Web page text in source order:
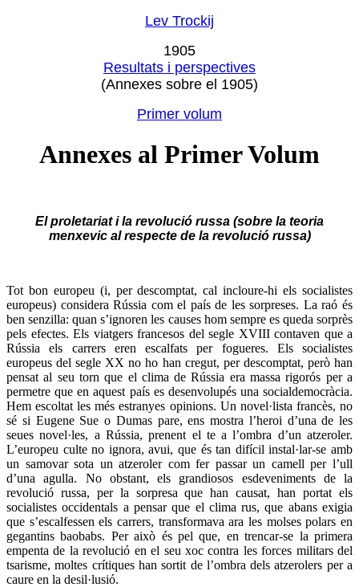
Lev Trockij
1905
Resultats i perspectives
(Annexes sobre el 1905)
Primer volum
Annexes al Primer Volum
El proletariat i la revolució russa (sobre la teoria
menxevic al respecte de la revolució russa)
Tot bon europeu (i, per descomptat, cal incloure-hi els socialistes
europeus) considera Rússia com el país de les sorpreses. La raó és
ben senzilla: quan s’ignoren les causes hom sempre es queda sorprès
pels efectes. Els viatgers francesos del segle XVIII contaven que a
Rússia els carrers eren escalfats per fogueres. Els socialistes
europeus del segle XX no ho han cregut, per descomptat, però han
pensat al seu torn que el clima de Rússia era massa rigorós per a
permetre que en aquest país es desenvolupés una socialdemocràcia.
Hem escoltat les més estranyes opinions. Un novel·lista francès, no
sé si Eugene Sue o Dumas pare, ens mostra l’heroi d’una de les
seues novel·les, a Rússia, prenent el te a l’ombra d’un atzeroler.
L’europeu culte no ignora, avui, que és tan difícil instal·lar-se amb
un samovar sota un atzeroler com fer passar un camell per l’ull
d’una agulla. No obstant, els grandiosos esdeveniments de la
revolució russa, per la sorpresa que han causat, han portat els
socialistes occidentals a pensar que el clima rus, que abans exigia
que s’escalfessen els carrers, transformava ara les molses polars en
gegantins baobabs. Per això és pel que, en trencar-se la primera
empenta de la revolució en el seu xoc contra les forces militars del
tsarisme, moltes crítiques han sortit de l’ombra dels atzerolers per a
caure en la desil·lusió.